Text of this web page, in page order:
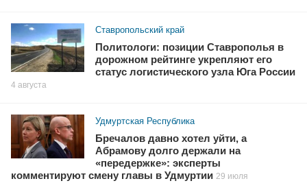
Ставропольский край
Политологи: позиции Ставрополья в
дорожном рейтинге укрепляют его
статус логистического узла Юга России
4 августа
Удмуртская Республика
Бречалов давно хотел уйти, а
Абрамову долго держали на
«передержке»: эксперты
комментируют смену главы в Удмуртии 29 июля